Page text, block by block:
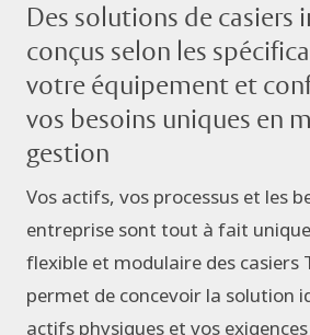
Des solutions de casiers
conçus selon les
votre équipement et
vos besoins uniques en
gestion
Vos actifs, vos processus et les
entreprise sont tout à fait
flexible et modulaire des casiers
permet de concevoir la solution
actifs physiques et vos